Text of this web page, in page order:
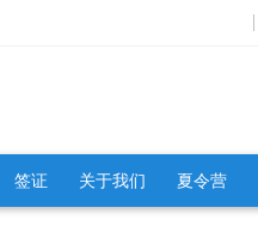
签证 关于我们 夏令营